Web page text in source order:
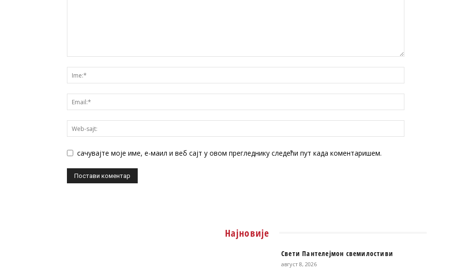
сачувајте моје име, е-маил и веб сајт у овом прегледнику следећи пут када коментаришем.
Најновије
Свети Пантелејмон свемилостиви
август 8, 2026